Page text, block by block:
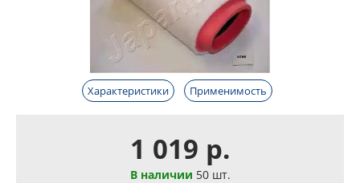
Характеристики Применимость
1 019 р.
В наличии 50 шт.